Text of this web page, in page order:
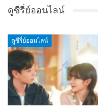
ดูซีรี่ย์ออนไลน์
ดูซีรี่ย์ออนไลน์